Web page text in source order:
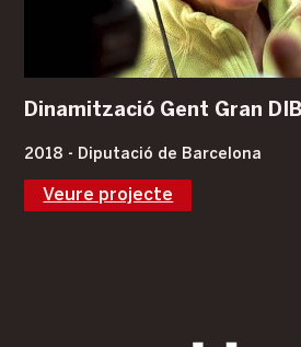
Dinamització Gent Gran
2018 - Diputació de Barcelona
Veure projecte